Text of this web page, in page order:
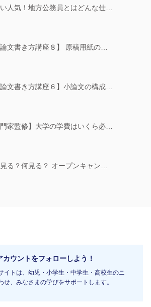
人気！地方公務員とはどんな仕…
論文書き方講座８】 原稿用紙の…
論文書き方講座６】小論文の構成…
門家監修】大学の学費はいくら必…
る？何見る？ オープンキャン…
カウントをフォローしよう！
イトは、幼児・小学生・中学生・高校生のニ
せ、みなさまの学びをサポートします。